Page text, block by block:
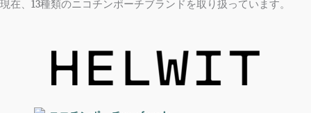
現在、13種類のニコチンポーチブランドを取り扱っています。